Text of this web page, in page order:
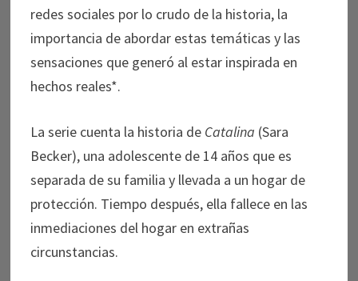
redes sociales por lo crudo de la historia, la
importancia de abordar estas temáticas y las
sensaciones que generó al estar inspirada en
hechos reales*.
La serie cuenta la historia de Catalina (Sara
Becker), una adolescente de 14 años que es
separada de su familia y llevada a un hogar de
protección. Tiempo después, ella fallece en las
inmediaciones del hogar en extrañas
circunstancias.